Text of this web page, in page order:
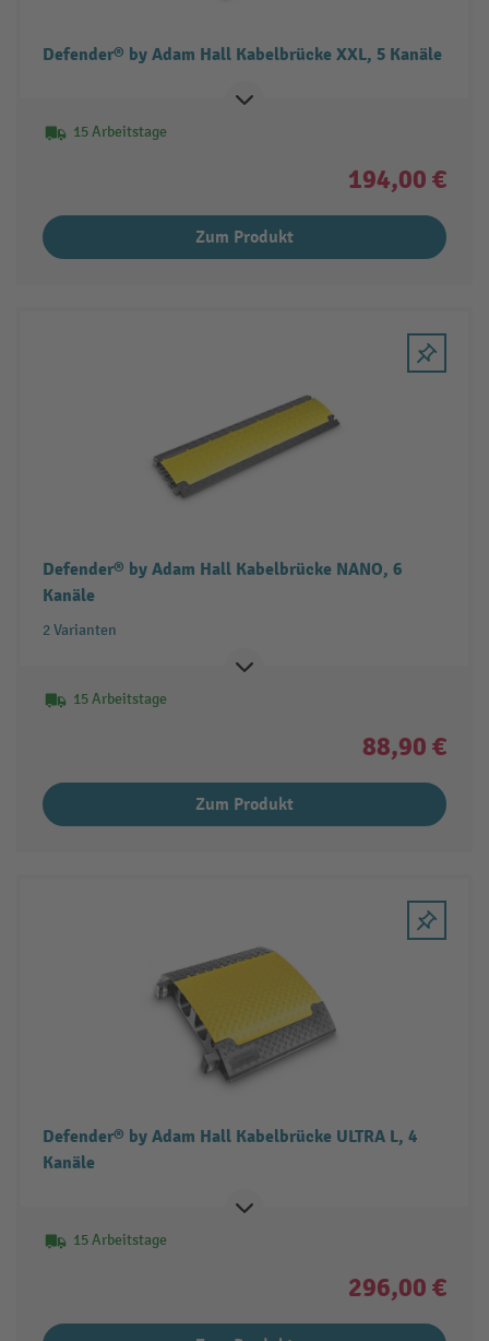
Defender® by Adam Hall Kabelbrücke XXL, 5 Kanäle
15 Arbeitstage
194,00 €
Zum Produkt
Defender® by Adam Hall Kabelbrücke NANO, 6
Kanäle
2 Varianten
15 Arbeitstage
88,90 €
Zum Produkt
Defender® by Adam Hall Kabelbrücke ULTRA L, 4
Kanäle
15 Arbeitstage
296,00 €